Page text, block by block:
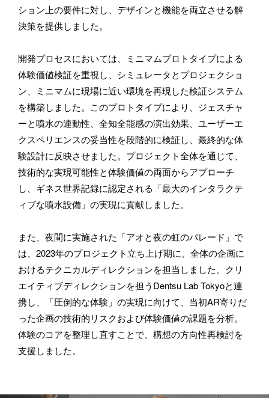
ション上の要件に対し、デザインと機能を両立させる解
決策を提供しました。
開発プロセスにおいては、ミニマムプロトタイプによる
体験価値検証を重視し、シミュレータとプロジェクショ
ン、ミニマムに現場に近い環境を再現した検証システム
を構築しました。このプロトタイプにより、ジェスチャ
ーと噴水の連動性、全知全能感の演出効果、ユーザーエ
クスペリエンスの妥当性を段階的に検証し、最終的な体
験設計に反映させました。プロジェクト全体を通じて、
技術的な実現可能性と体験価値の両面からアプローチ
し、ギネス世界記録に認定される「最大のインタラクテ
ィブな噴水設備」の実現に貢献しました。
また、夜間に実施された「アオと夜の虹のパレード」で
は、2023年のプロジェクト立ち上げ期に、全体の企画に
おけるテクニカルディレクションを担当しました。クリ
エイティブディレクションを担うDentsu Lab Tokyoと連
携し、「圧倒的な体験」の実現に向けて、当初AR寄りだ
った企画の技術的リスクおよび体験価値の課題を分析。
体験のコアを整理し直すことで、構想の方向性再検討を
支援しました。
所属
BASSDRUMをどのようにお知りになりましたか？
お問い合わせ内容